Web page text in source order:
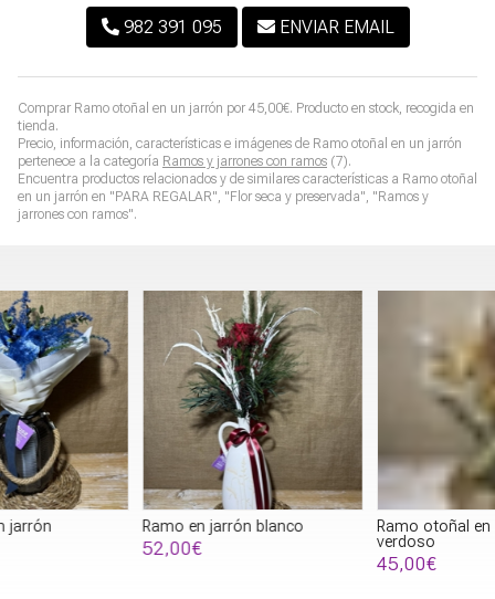
Comprar Ramo otoñal en un jarrón por 45,00€. Producto en stock, recogida en
tienda.
Precio, información, características e imágenes de Ramo otoñal en un jarrón
pertenece a la categoría Ramos y jarrones con ramos (7).
Encuentra productos relacionados y de similares características a Ramo otoñal
en un jarrón en "PARA REGALAR", "Flor seca y preservada", "Ramos y
jarrones con ramos".
982 391 095 ENVIAR EMAIL
Ramo en jarrón blanco
Ramo otoñal en un jarrón